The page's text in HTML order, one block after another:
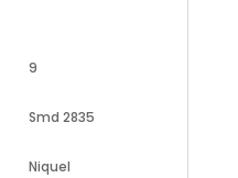
9
Smd 2835
Niquel